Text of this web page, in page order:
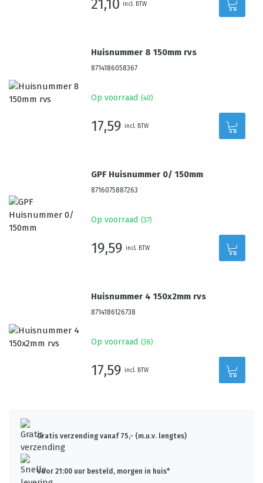
21,10 incl. BTW
Huisnummer 8 150mm rvs
8714186058367
Op voorraad (40)
17,59 incl. BTW
GPF Huisnummer 0/ 150mm
8716075887263
Op voorraad (37)
19,59 incl. BTW
Huisnummer 4 150x2mm rvs
8714186126738
Op voorraad (36)
17,59 incl. BTW
Gratis verzending vanaf 75,- (m.u.v. lengtes)
Voor 21:00 uur besteld, morgen in huis*